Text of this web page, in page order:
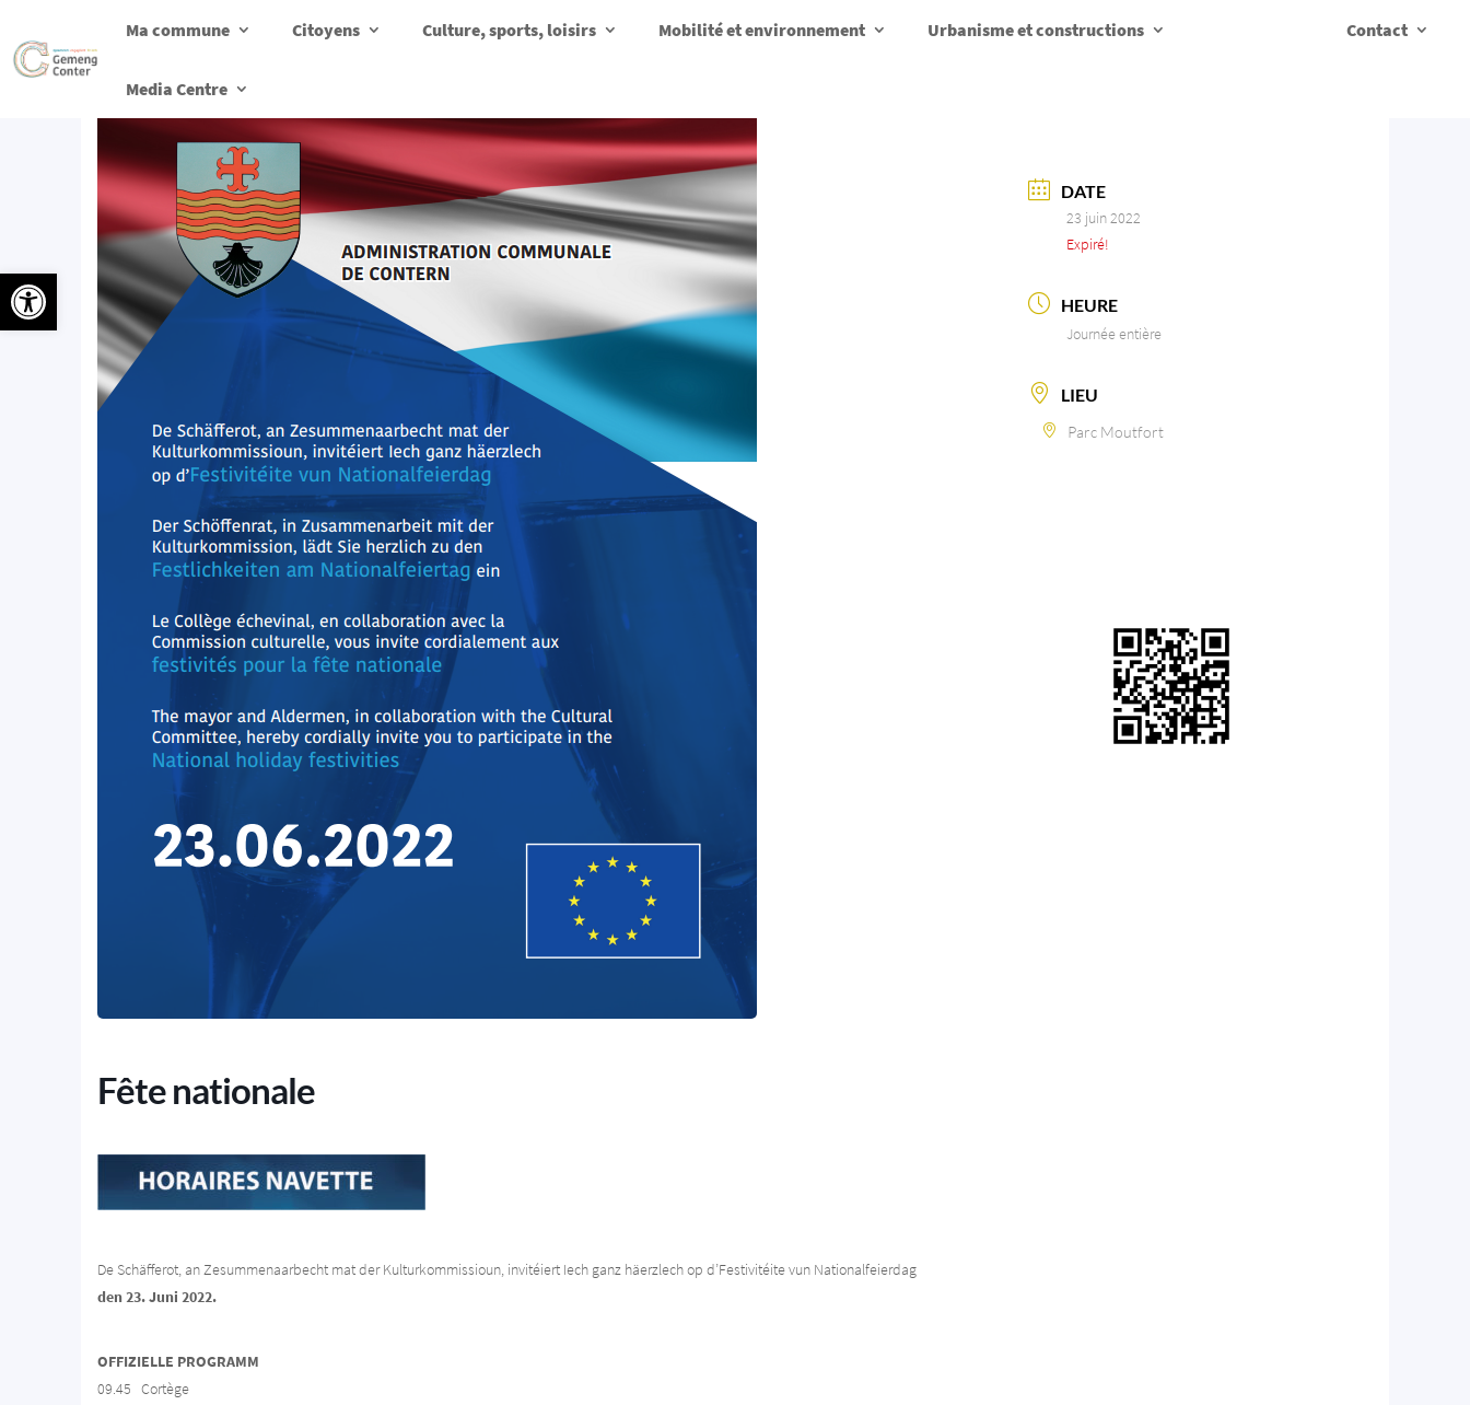
Ma commune Citoyens Culture, sports, loisirs Mobilité et environnement Urbanisme et constructions Contact
Media Centre
Fête nationale
De Schäfferot, an Zesummenaarbecht mat der Kulturkommissioun, invitéiert Iech ganz häerzlech op d’Festivitéite vun Nationalfeierdag
den 23. Juni 2022.
OFFIZIELLE PROGRAMM
09.45 Cortège
DATE
23 juin 2022
Expiré!
HEURE
Journée entière
LIEU
Parc Moutfort
Ouvrir la barre d’outils